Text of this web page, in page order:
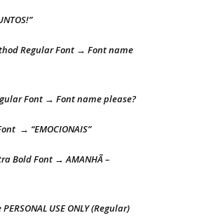
Regular Font → Font name
Font → Font name please?
→ “EMOCIONAIS”
Bold Font → AMANHÃ –
USE ONLY (Regular)